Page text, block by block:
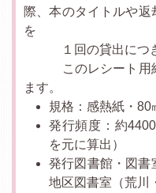
際、本のタイトルや
を
１回の貸出につき
このレシート用紙
ます。
規格：感熱紙・80
発行頻度：約
を元に算出）
発行図書館・図書
地区図書室（荒川